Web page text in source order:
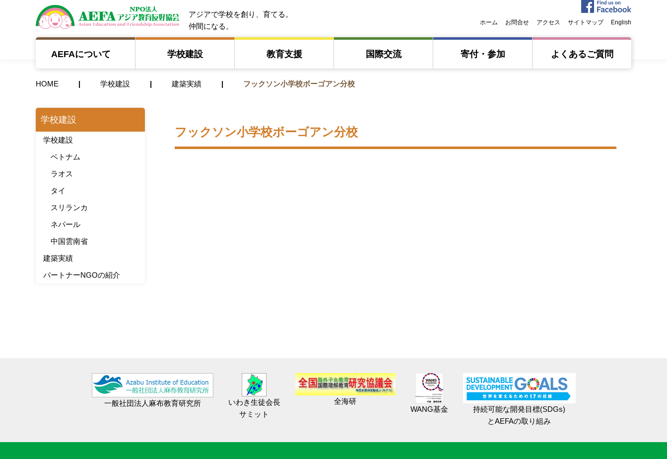
NPO法人 AEFA アジア教育友好協会
アジアで学校を創り、育てる。
仲間になる。
ホーム お問合せ アクセス サイトマップ English
AEFAについて 学校建設 教育⽀援 国際交流 寄付・参加 よくあるご質問
HOME 学校建設 建築実績 フックソン小学校ボーゴアン分校
フックソン小学校ボーゴアン分校
学校建設
学校建設
ベトナム
ラオス
タイ
スリランカ
ネパール
中国雲南省
建築実績
パートナーNGOの紹介
一般社団法人麻布教育研究所
いわき生徒会長
サミット
全海研
WANG基金
持続可能な開発目標(SDGs)
とAEFAの取り組み